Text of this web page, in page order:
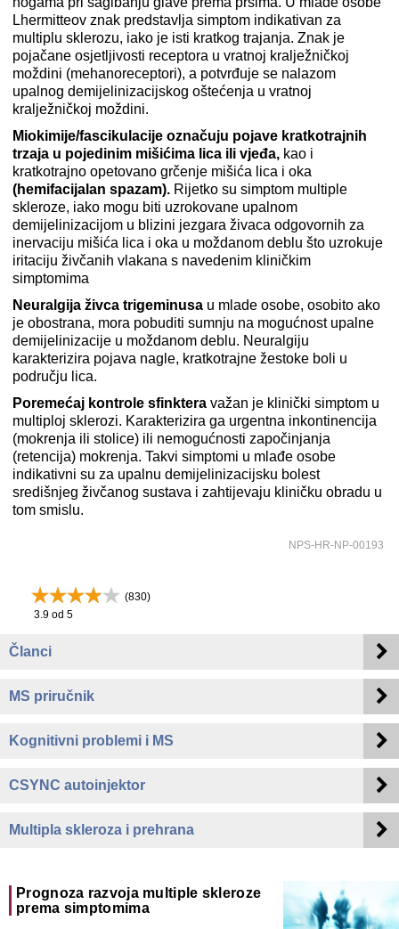
Lhermitteov znak predstavlja simptom indikativan za
multiplu sklerozu, iako je isti kratkog trajanja. Znak je
pojačane osjetljivosti receptora u vratnoj kralježničkoj
moždini (mehanoreceptori), a potvrđuje se nalazom
upalnog demijelinizacijskog oštećenja u vratnoj
kralježničkoj moždini.
Miokimije/fascikulacije označuju pojave kratkotrajnih
trzaja u pojedinim mišićima lica ili vjeđa, kao i
kratkotrajno opetovano grčenje mišića lica i oka
(hemifacijalan spazam). Rijetko su simptom multiple
skleroze, iako mogu biti uzrokovane upalnom
demijelinizacijom u blizini jezgara živaca odgovornih za
inervaciju mišića lica i oka u moždanom deblu što uzrokuje
iritaciju živčanih vlakana s navedenim kliničkim
simptomima
Neuralgija živca trigeminusa u mlade osobe, osobito ako
je obostrana, mora pobuditi sumnju na mogućnost upalne
demijelinizacije u moždanom deblu. Neuralgiju
karakterizira pojava nagle, kratkotrajne žestoke boli u
području lica.
Poremećaj kontrole sfinktera važan je klinički simptom u
multiploj sklerozi. Karakterizira ga urgentna inkontinencija
(mokrenja ili stolice) ili nemogućnosti započinjanja
(retencija) mokrenja. Takvi simptomi u mlađe osobe
indikativni su za upalnu demijelinizacijsku bolest
središnjeg živčanog sustava i zahtijevaju kliničku obradu u
tom smislu.
NPS-HR-NP-00193
(830)
3.9 od 5
Članci
MS priručnik
Kognitivni problemi i MS
CSYNC autoinjektor
Multipla skleroza i prehrana
Prognoza razvoja multiple skleroze
prema simptomima